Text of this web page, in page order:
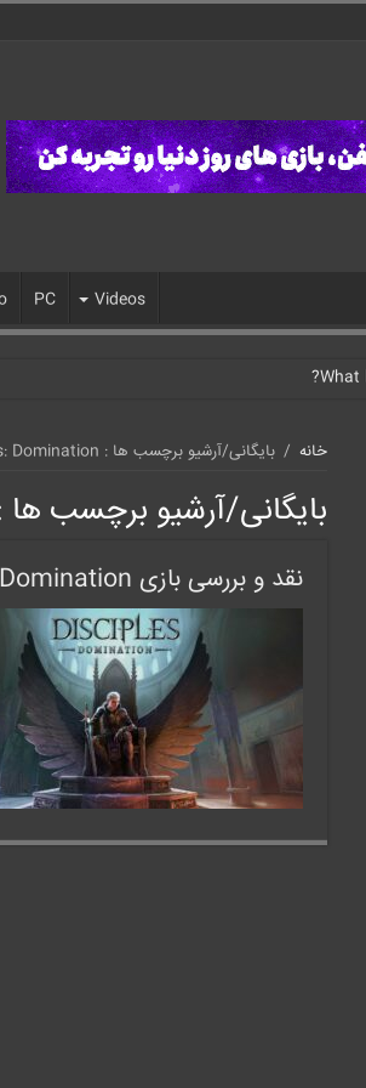
PC Videos
خانه / بایگانی/آرشیو برچسب ها : Disciples: Domination
بایگانی/آرشیو برچسب ها
نقد و بررسی بازی Disciples: Domination